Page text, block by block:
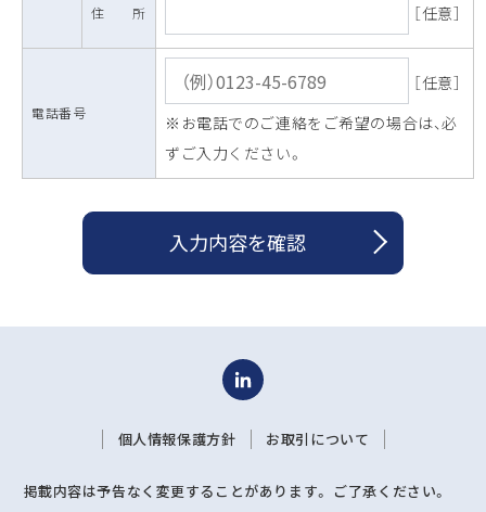
住 所 ［任意］
電話番号
［任意］
※お電話でのご連絡をご希望の場合は、必
ずご入力ください。
入力内容を確認
個人情報保護方針 お取引について
掲載内容は予告なく変更することがあります。 ご了承ください。